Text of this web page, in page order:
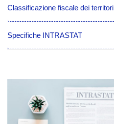
Classificazione fiscale dei territori
Specifiche INTRASTAT